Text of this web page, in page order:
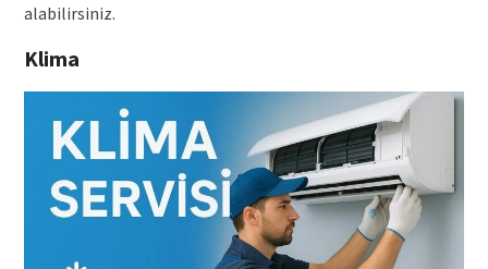
alabilirsiniz.
Klima